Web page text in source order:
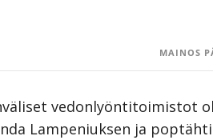
MAINOS
vedonlyöntitoimistot
Lampeniuksen ja